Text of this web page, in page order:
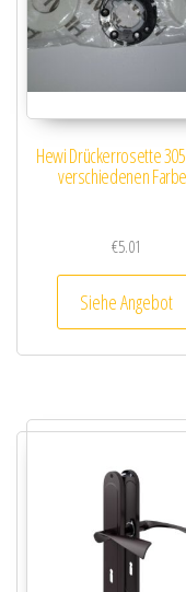
Hewi Drückerrosette
verschiedenen
€5.01
Siehe Angebot